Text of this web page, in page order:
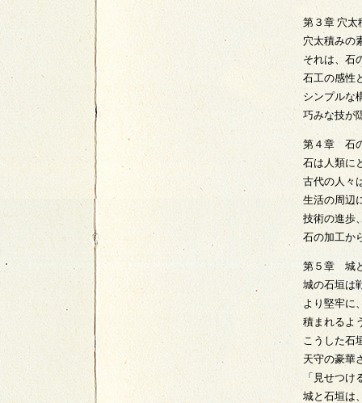
第３章 穴太
穴太積みの
それは、石
石工の感性
シンプルな
巧みな技が
第４章 石
石は人類に
古代の人々
生活の周辺
技術の進歩
石の加工か
第５章 城
城の石垣は
より堅牢に
積まれるよ
こうした石
天守の豪華
「見せつ
城と石垣は